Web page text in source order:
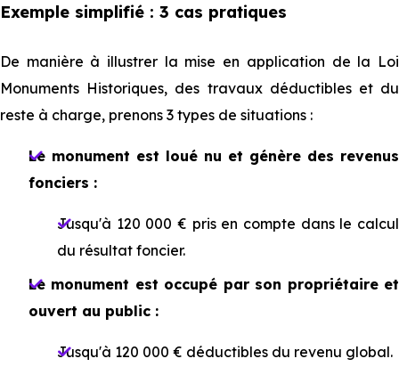
Exemple simplifié : 3 cas pratiques
De manière à illustrer la mise en application de la Loi
Monuments Historiques, des travaux déductibles et du
reste à charge, prenons 3 types de situations :
Le monument est loué nu et génère des revenus
fonciers :
Jusqu'à 120 000 € pris en compte dans le calcul
du résultat foncier.
Le monument est occupé par son propriétaire et
ouvert au public :
Jusqu'à 120 000 € déductibles du revenu global.